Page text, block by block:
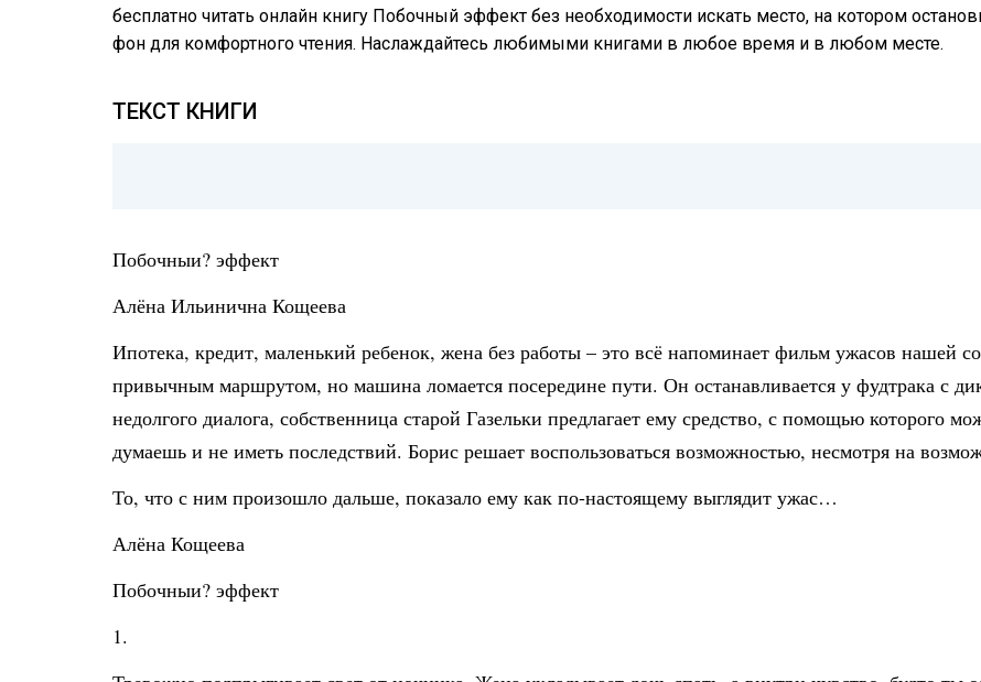
бесплатно читать онлайн книгу Побочный эффект без необходимости искать место, на котором
фон для комфортного чтения. Наслаждайтесь любимыми книгами в любое время и в любом месте.
ТЕКСТ КНИГИ
Побочныи? эффект
Алёна Ильинична Кощеева
Ипотека, кредит, маленький ребенок, жена без работы – это всё напоминает фильм ужасов нашей
привычным маршрутом, но машина ломается посередине пути. Он останавливается у фудтрака с
недолгого диалога, собственница старой Газельки предлагает ему средство, с помощью которого
думаешь и не иметь последствий. Борис решает воспользоваться возможностью, несмотря на
То, что с ним произошло дальше, показало ему как по-настоящему выглядит ужас…
Алёна Кощеева
Побочныи? эффект
1.